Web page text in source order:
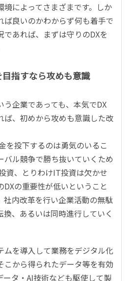
境によってさまざまです。しか
ば良いのかわからず何も着手で
であれば、まずは守りのDXを
指すなら攻めも意識
う企業であっても、本気でDX
ば、初めから攻めも意識した改
を投下するのは勇気のいるこ
バル競争で勝ち抜いていくため
資、とりわけIT投資は欠かせ
DXの重要性が低いということ
社内改革を行い企業活動の無駄
換、あるいは同時進行していく
を導入して業務をデジタル化
こから得られたデータ等を有効
ータ・AI技術なども駆使して製